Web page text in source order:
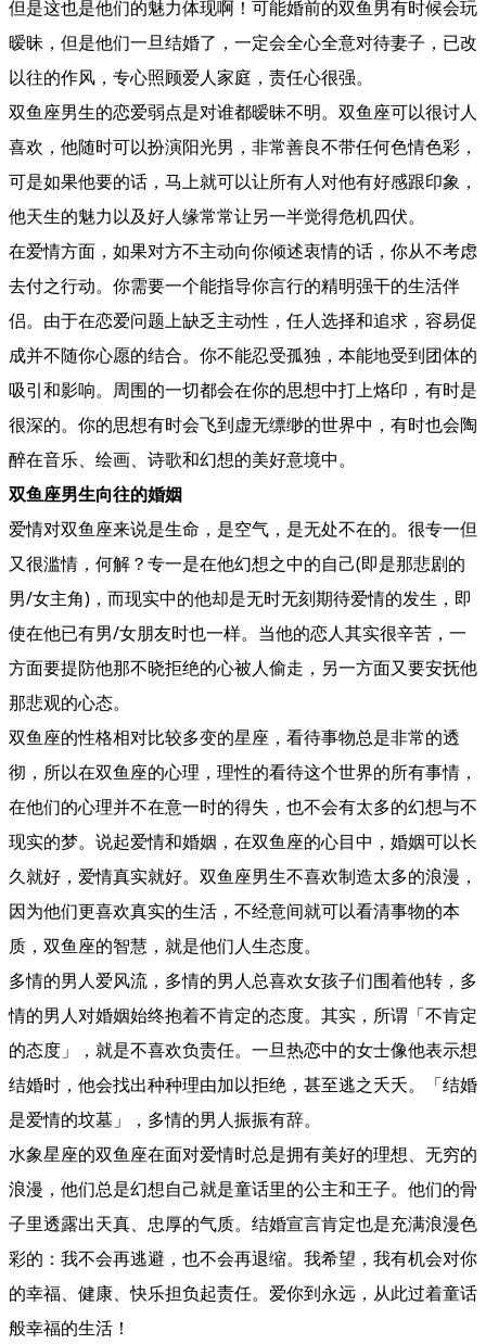
但是这也是他们的魅力体现啊！可能婚前的双鱼男有时候会玩
暧昧，但是他们一旦结婚了，一定会全心全意对待妻子，已改
以往的作风，专心照顾爱人家庭，责任心很强。
双鱼座男生的恋爱弱点是对谁都暧昧不明。双鱼座可以很讨人
喜欢，他随时可以扮演阳光男，非常善良不带任何色情色彩，
可是如果他要的话，马上就可以让所有人对他有好感跟印象，
他天生的魅力以及好人缘常常让另一半觉得危机四伏。
在爱情方面，如果对方不主动向你倾述衷情的话，你从不考虑
去付之行动。你需要一个能指导你言行的精明强干的生活伴
侣。由于在恋爱问题上缺乏主动性，任人选择和追求，容易促
成并不随你心愿的结合。你不能忍受孤独，本能地受到团体的
吸引和影响。周围的一切都会在你的思想中打上烙印，有时是
很深的。你的思想有时会飞到虚无缥缈的世界中，有时也会陶
醉在音乐、绘画、诗歌和幻想的美好意境中。
双鱼座男生向往的婚姻
爱情对双鱼座来说是生命，是空气，是无处不在的。很专一但
又很滥情，何解？专一是在他幻想之中的自己(即是那悲剧的
男/女主角)，而现实中的他却是无时无刻期待爱情的发生，即
使在他已有男/女朋友时也一样。当他的恋人其实很辛苦，一
方面要提防他那不晓拒绝的心被人偷走，另一方面又要安抚他
那悲观的心态。
双鱼座的性格相对比较多变的星座，看待事物总是非常的透
彻，所以在双鱼座的心理，理性的看待这个世界的所有事情，
在他们的心理并不在意一时的得失，也不会有太多的幻想与不
现实的梦。说起爱情和婚姻，在双鱼座的心目中，婚姻可以长
久就好，爱情真实就好。双鱼座男生不喜欢制造太多的浪漫，
因为他们更喜欢真实的生活，不经意间就可以看清事物的本
质，双鱼座的智慧，就是他们人生态度。
多情的男人爱风流，多情的男人总喜欢女孩子们围着他转，多
情的男人对婚姻始终抱着不肯定的态度。其实，所谓「不肯定
的态度」，就是不喜欢负责任。一旦热恋中的女士像他表示想
结婚时，他会找出种种理由加以拒绝，甚至逃之夭夭。「结婚
是爱情的坟墓」，多情的男人振振有辞。
水象星座的双鱼座在面对爱情时总是拥有美好的理想、无穷的
浪漫，他们总是幻想自己就是童话里的公主和王子。他们的骨
子里透露出天真、忠厚的气质。结婚宣言肯定也是充满浪漫色
彩的：我不会再逃避，也不会再退缩。我希望，我有机会对你
的幸福、健康、快乐担负起责任。爱你到永远，从此过着童话
般幸福的生活！